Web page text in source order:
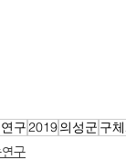
구2019의성군 구
구